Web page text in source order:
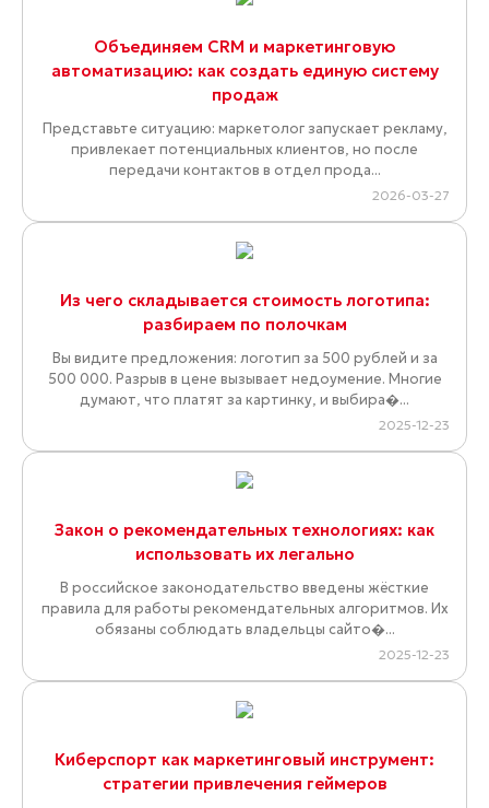
Объединяем CRM и маркетинговую
автоматизацию: как создать единую систему
продаж
Представьте ситуацию: маркетолог запускает рекламу,
привлекает потенциальных клиентов, но после
передачи контактов в отдел прода...
2026-03-27
Из чего складывается стоимость логотипа:
разбираем по полочкам
Вы видите предложения: логотип за 500 рублей и за
500 000. Разрыв в цене вызывает недоумение. Многие
думают, что платят за картинку, и выбира�...
2025-12-23
Закон о рекомендательных технологиях: как
использовать их легально
В российское законодательство введены жёсткие
правила для работы рекомендательных алгоритмов. Их
обязаны соблюдать владельцы сайто�...
2025-12-23
Киберспорт как маркетинговый инструмент:
стратегии привлечения геймеров